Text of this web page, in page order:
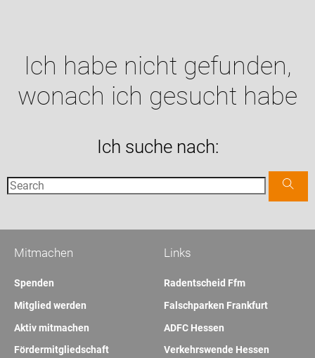
Ich habe nicht gefunden,
wonach ich gesucht habe
Ich suche nach:
Links
Radentscheid Ffm
Falschparken Frankfurt
ADFC Hessen
Verkehrswende Hessen
Mitmachen
Spenden
Mitglied werden
Aktiv mitmachen
Fördermitgliedschaft